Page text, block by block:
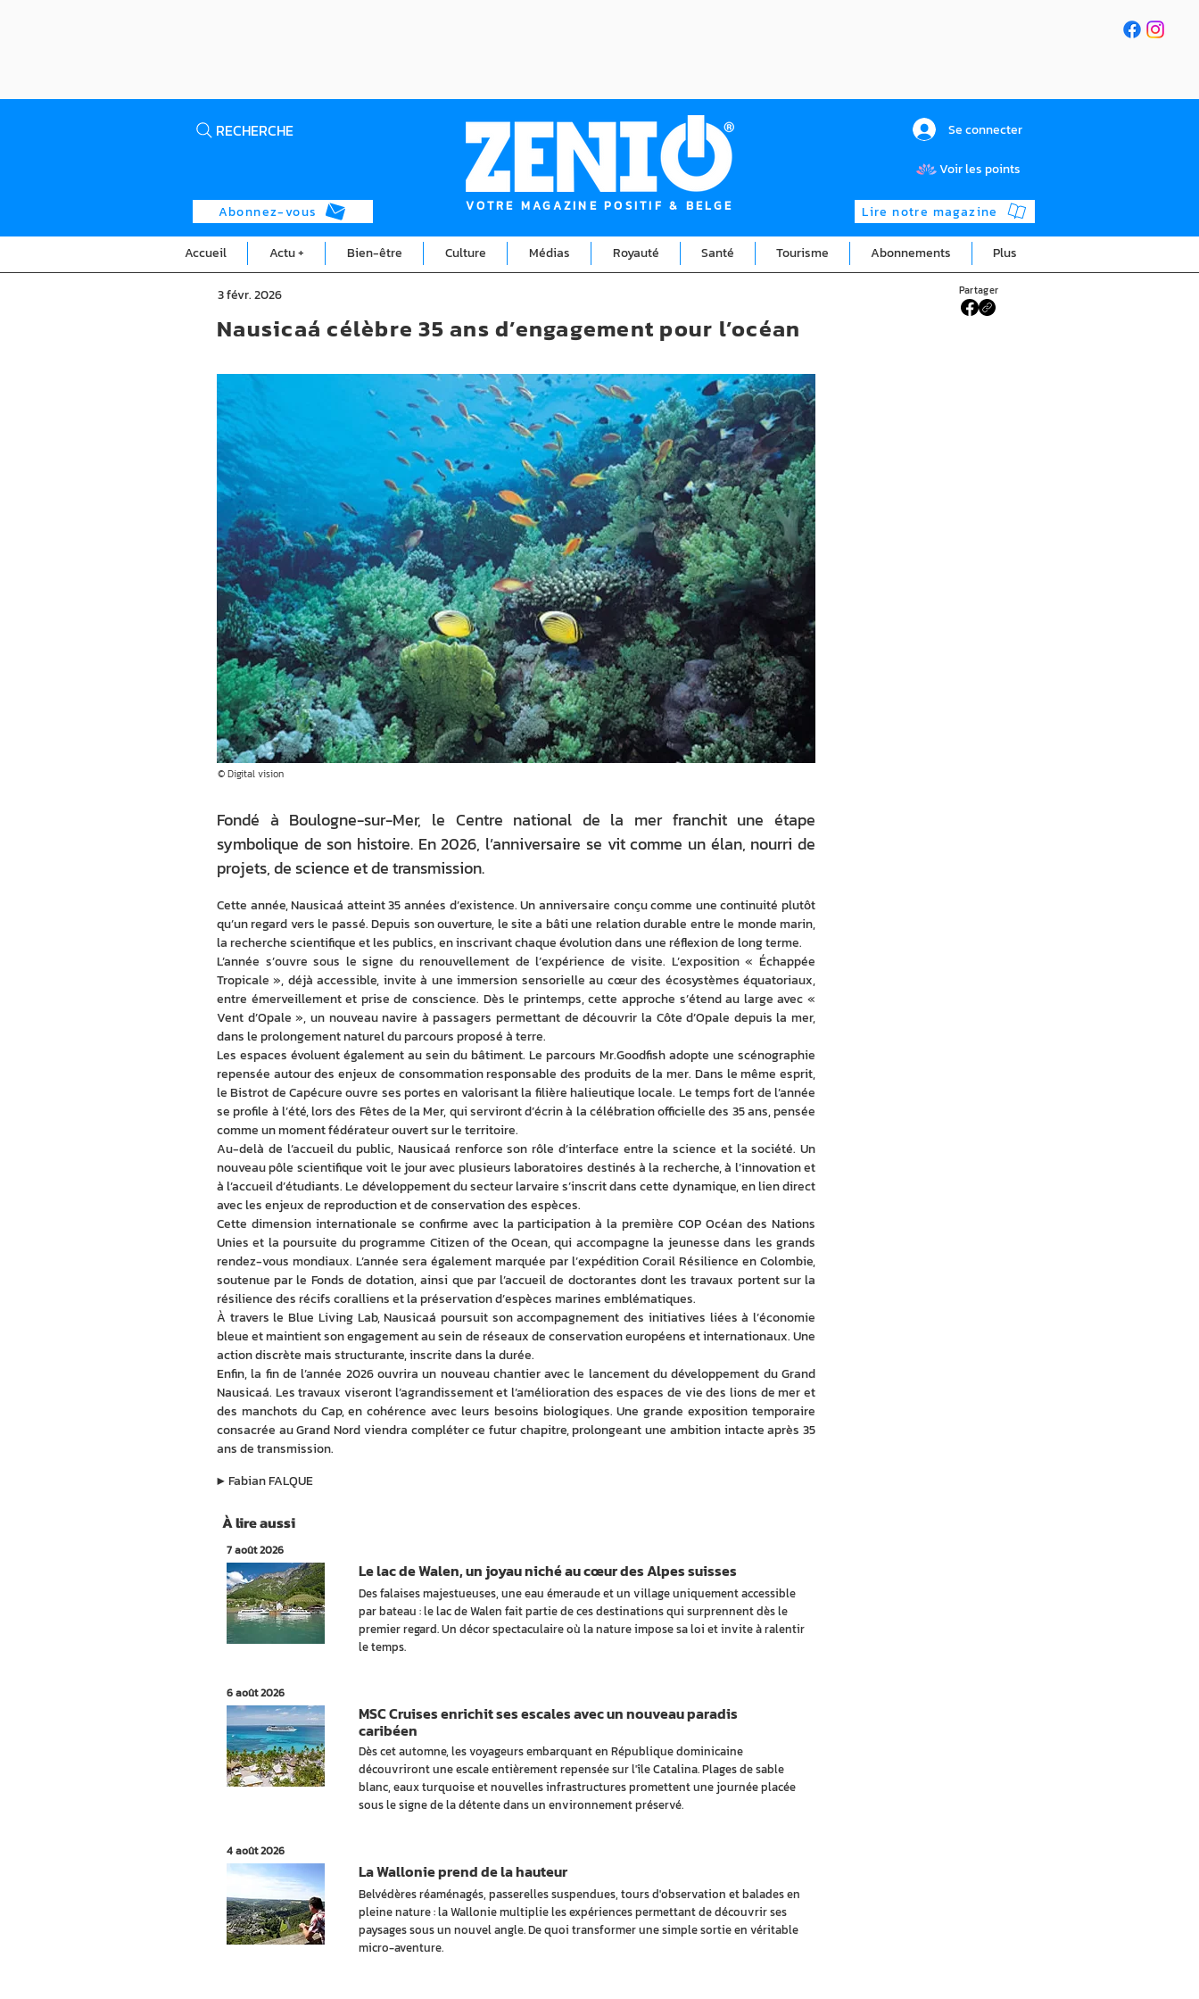
RECHERCHE
Abonnez-vous VOTRE MAGAZINE POSITIF & BELGE
Se connecter
Voir les points
Lire notre magazine
Accueil Actu + Bien-être Culture Médias Royauté Santé Tourisme Abonnements Plus
3 févr. 2026 Partager
© Digital vision
Fondé à Boulogne-sur-Mer, le Centre national de la mer franchit une étape
symbolique de son histoire. En 2026, l’anniversaire se vit comme un élan, nourri de
projets, de science et de transmission.
Cette année, Nausicaá atteint 35 années d’existence. Un anniversaire conçu comme une continuité plutôt
qu’un regard vers le passé. Depuis son ouverture, le site a bâti une relation durable entre le monde marin,
la recherche scientifique et les publics, en inscrivant chaque évolution dans une réflexion de long terme.
L’année s’ouvre sous le signe du renouvellement de l’expérience de visite. L’exposition « Échappée
Tropicale », déjà accessible, invite à une immersion sensorielle au cœur des écosystèmes équatoriaux,
entre émerveillement et prise de conscience. Dès le printemps, cette approche s’étend au large avec «
Vent d’Opale », un nouveau navire à passagers permettant de découvrir la Côte d’Opale depuis la mer,
dans le prolongement naturel du parcours proposé à terre.
Les espaces évoluent également au sein du bâtiment. Le parcours Mr.Goodfish adopte une scénographie
repensée autour des enjeux de consommation responsable des produits de la mer. Dans le même esprit,
le Bistrot de Capécure ouvre ses portes en valorisant la filière halieutique locale. Le temps fort de l’année
se profile à l’été, lors des Fêtes de la Mer, qui serviront d’écrin à la célébration officielle des 35 ans, pensée
comme un moment fédérateur ouvert sur le territoire.
Au-delà de l’accueil du public, Nausicaá renforce son rôle d’interface entre la science et la société. Un
nouveau pôle scientifique voit le jour avec plusieurs laboratoires destinés à la recherche, à l’innovation et
à l’accueil d’étudiants. Le développement du secteur larvaire s’inscrit dans cette dynamique, en lien direct
avec les enjeux de reproduction et de conservation des espèces.
Cette dimension internationale se confirme avec la participation à la première COP Océan des Nations
Unies et la poursuite du programme Citizen of the Ocean, qui accompagne la jeunesse dans les grands
rendez-vous mondiaux. L’année sera également marquée par l’expédition Corail Résilience en Colombie,
soutenue par le Fonds de dotation, ainsi que par l’accueil de doctorantes dont les travaux portent sur la
résilience des récifs coralliens et la préservation d’espèces marines emblématiques.
À travers le Blue Living Lab, Nausicaá poursuit son accompagnement des initiatives liées à l’économie
bleue et maintient son engagement au sein de réseaux de conservation européens et internationaux. Une
action discrète mais structurante, inscrite dans la durée.
Enfin, la fin de l’année 2026 ouvrira un nouveau chantier avec le lancement du développement du Grand
Nausicaá. Les travaux viseront l’agrandissement et l’amélioration des espaces de vie des lions de mer et
des manchots du Cap, en cohérence avec leurs besoins biologiques. Une grande exposition temporaire
consacrée au Grand Nord viendra compléter ce futur chapitre, prolongeant une ambition intacte après 35
ans de transmission.
Fabian FALQUE
▶︎
Nausicaá célèbre 35 ans d’engagement pour l’océan
À lire aussi
7 août 2026
Des falaises majestueuses, une eau émeraude et un village uniquement accessible
par bateau : le lac de Walen fait partie de ces destinations qui surprennent dès le
premier regard. Un décor spectaculaire où la nature impose sa loi et invite à ralentir
le temps.
Le lac de Walen, un joyau niché au cœur des Alpes suisses
6 août 2026
Dès cet automne, les voyageurs embarquant en République dominicaine
découvriront une escale entièrement repensée sur l'île Catalina. Plages de sable
blanc, eaux turquoise et nouvelles infrastructures promettent une journée placée
sous le signe de la détente dans un environnement préservé.
MSC Cruises enrichit ses escales avec un nouveau paradis
caribéen
4 août 2026
Belvédères réaménagés, passerelles suspendues, tours d'observation et balades en
pleine nature : la Wallonie multiplie les expériences permettant de découvrir ses
paysages sous un nouvel angle. De quoi transformer une simple sortie en véritable
micro-aventure.
La Wallonie prend de la hauteur